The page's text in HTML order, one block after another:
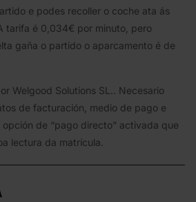
e podes recoller o coche ata ás
tarifa é 0,034€ por minuto, pero
gaña o partido o aparcamento é de
Welgood Solutions SL.. Necesario
de facturación, medio de pago e
de “pago directo” activada que
lectura da matrícula.